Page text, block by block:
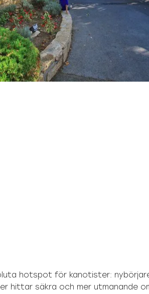
hotspot för kanotister:
hittar säkra och mer utmanande